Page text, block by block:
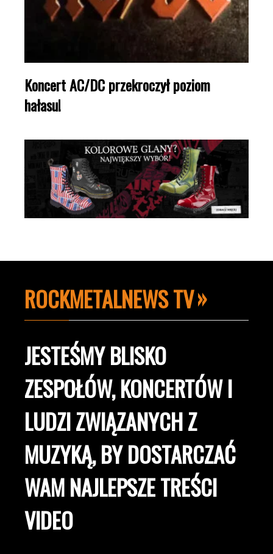
Koncert AC/DC przekroczył poziom
hałasu!
ROCKMETALNEWS TV
JESTEŚMY BLISKO
ZESPOŁÓW, KONCERTÓW I
LUDZI ZWIĄZANYCH Z
MUZYKĄ, BY DOSTARCZAĆ
WAM NAJLEPSZE TREŚCI
VIDEO